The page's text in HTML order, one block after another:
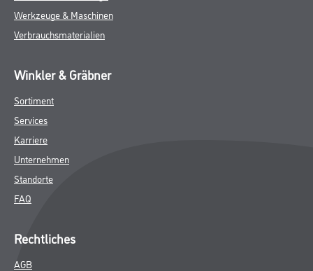
Werkzeuge & Maschinen
Verbrauchsmaterialien
Winkler & Gräbner
Sortiment
Services
Karriere
Unternehmen
Standorte
FAQ
Rechtliches
AGB